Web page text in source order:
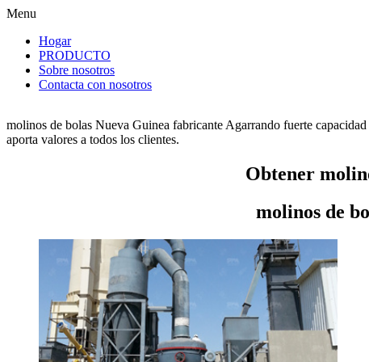
Menu
Hogar
PRODUCTO
Sobre nosotros
Contacta con nosotros
molinos de bolas Nueva Guinea fabricante Agarrando fuerte
aporta valores a todos los clientes.
Obtener
molinos de